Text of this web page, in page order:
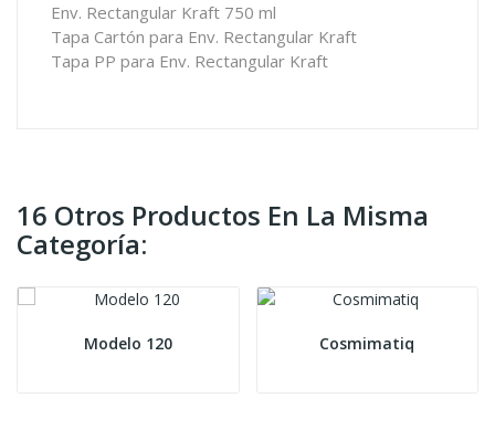
Env. Rectangular Kraft 750 ml
Tapa Cartón para Env. Rectangular Kraft
Tapa PP para Env. Rectangular Kraft
16 Otros Productos En La Misma
Categoría:
Modelo 120 Cosmimatiq